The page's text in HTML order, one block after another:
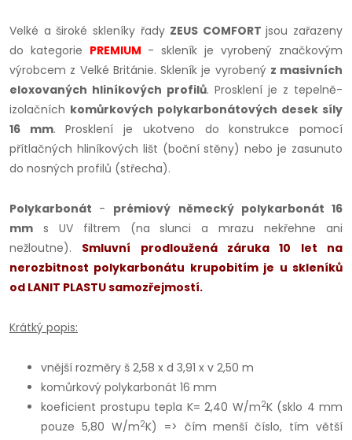
Velké a široké skleníky řady ZEUS COMFORTjsou zařazeny
do kategorie PREMIUM - skleník je vyrobený značkovým
výrobcem z Velké Británie. Skleník je vyrobený z masivních
eloxovaných hliníkových profilů. Prosklení je z tepelně-
izolačních komůrkových polykarbonátových desek síly
16 mm. Prosklení je ukotveno do konstrukce pomocí
přítlačných hliníkových lišt (boční stěny) nebo je zasunuto
do nosných profilů (střecha).
Polykarbonát - prémiový německý polykarbonát 16
mm s UV filtrem (na slunci a mrazu nekřehne ani
nežloutne). Smluvní prodloužená záruka 10 let na
nerozbitnost polykarbonátu krupobitím je u skleníků
od LANIT PLASTU samozřejmostí.
Krátký popis:
vnější rozměry š 2,58 x d 3,91 x v 2,50 m
komůrkový polykarbonát 16 mm
koeficient prostupu tepla K= 2,40 W/m2K (sklo 4 mm
pouze 5,80 W/m2K) => čím menší číslo, tím větší